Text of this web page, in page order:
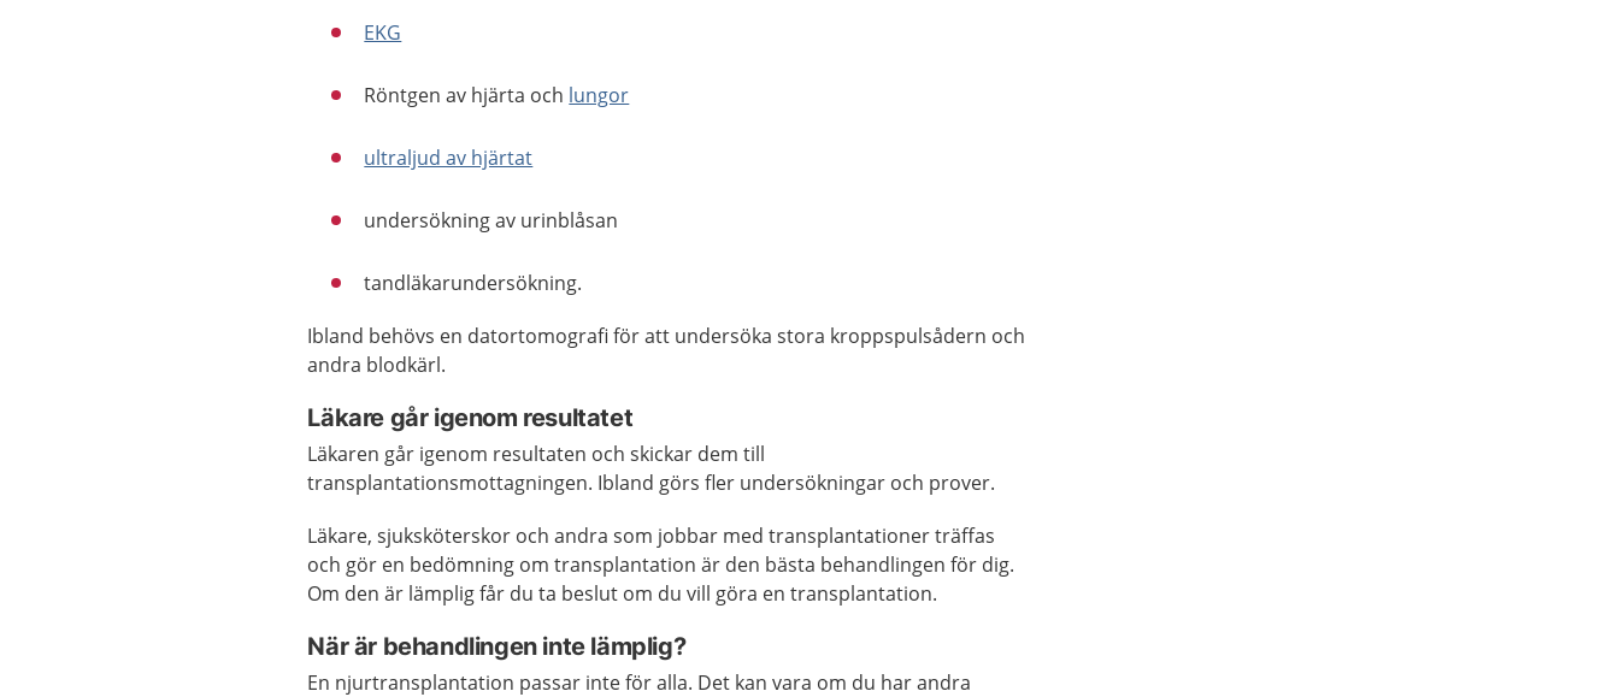
EKG
Röntgen av hjärta och lungor
ultraljud av hjärtat
undersökning av urinblåsan
tandläkarundersökning.
Ibland behövs en datortomografi för att undersöka stora kroppspulsådern och
andra blodkärl.
Läkare går igenom resultatet
Läkaren går igenom resultaten och skickar dem till
transplantationsmottagningen. Ibland görs fler undersökningar och prover.
Läkare, sjuksköterskor och andra som jobbar med transplantationer träffas
och gör en bedömning om transplantation är den bästa behandlingen för dig.
Om den är lämplig får du ta beslut om du vill göra en transplantation.
När är behandlingen inte lämplig?
En njurtransplantation passar inte för alla. Det kan vara om du har andra